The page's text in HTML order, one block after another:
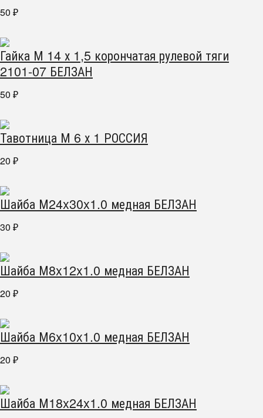
50 ₽
Гайка М 14 х 1,5 корончатая рулевой тяги
2101-07 БЕЛЗАН
50 ₽
Тавотница М 6 х 1 РОССИЯ
20 ₽
Шайба М24x30x1.0 медная БЕЛЗАН
30 ₽
Шайба М8x12x1.0 медная БЕЛЗАН
20 ₽
Шайба М6x10x1.0 медная БЕЛЗАН
20 ₽
Шайба М18x24x1.0 медная БЕЛЗАН